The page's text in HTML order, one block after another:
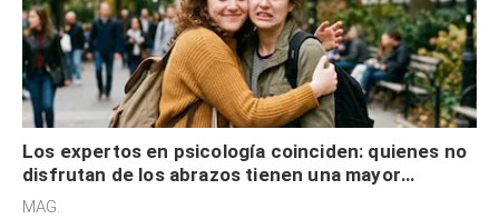
Los expertos en psicología coinciden: quienes no
disfrutan de los abrazos tienen una mayor
sensibilidad a los estímulos físicos y no es por
MAG.